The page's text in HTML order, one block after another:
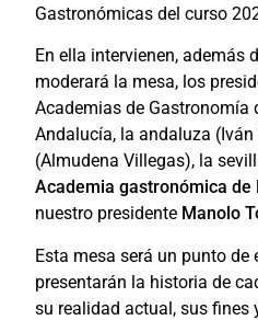
Gastronómicas del curso
En ella intervienen, además
moderará la mesa, los
Academias de Gastronomía
Andalucía, la andaluza
(Almudena Villegas), la
Academia gastronómica de
nuestro presidente Manolo
Esta mesa será un punto de
presentarán la historia de
su realidad actual, sus fines